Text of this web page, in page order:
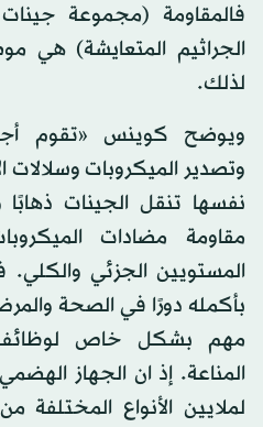
فالمقاومة (مجموعة
الجراثيم المتعايشة) هي
لذلك.
ويوضح كوينس «تقوم
وتصدير الميكروبات
نفسها تنقل الجينات ذهابًا
مقاومة مضادات
المستويين الجزئي والكلي.
بأكمله دورًا في الصحة
مهم بشكل خاص
المناعة. إذ ان الجهاز
لملايين الأنواع المختلفة